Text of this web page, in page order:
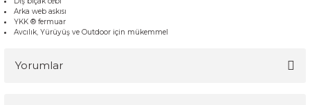
Arka web askısı
YKK ® fermuar
Avcılık, Yürüyüş ve Outdoor için mükemmel
Yorumlar